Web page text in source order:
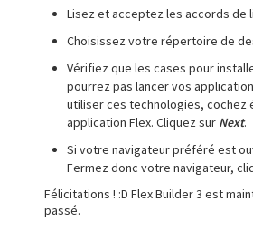
Lisez et acceptez les accords de
Choisissez votre répertoire de
Vérifiez que les cases pour
pourrez pas lancer vos
utiliser ces technologies, cochez
application Flex. Cliquez sur Next.
Si votre navigateur préféré est
Fermez donc votre navigateur,
Félicitations ! :D Flex Builder 3 est
passé.